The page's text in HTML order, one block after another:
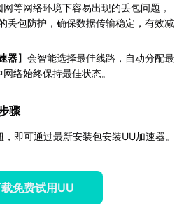
等网络环境下容易出现的丢包问题，
丢包防护，确保数据传输稳定，有效减
器】会智能选择最佳线路，自动分配最
络始终保持最佳状态。
骤
即可通过最新安装包安装UU加速器。
免费试用UU